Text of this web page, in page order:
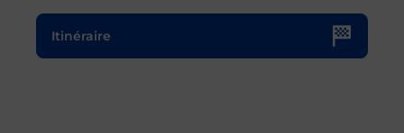
Itinéraire
Le lien s'ouvre dans un nouvel onglet